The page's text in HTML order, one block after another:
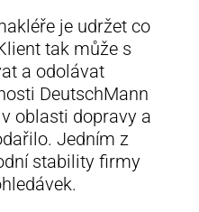
je udržet co
tak může s
a odolávat
DeutschMann
oblasti dopravy a
Jedním z
stability firmy